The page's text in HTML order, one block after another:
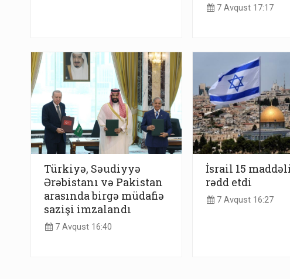
7 Avqust 17:17
Türkiyə, Səudiyyə
Ərəbistanı və Pakistan
arasında birgə müdafiə
sazişi imzalandı
7 Avqust 16:40
İsrail 15
rədd etdi
7 Avqust 16:27